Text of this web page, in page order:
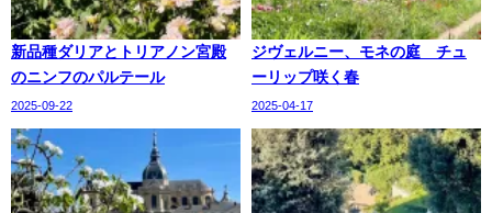
新品種ダリアとトリアノン宮殿
のニンフのパルテール
2025-09-22
ジヴェルニー、モネの庭 チュ
ーリップ咲く春
2025-04-17